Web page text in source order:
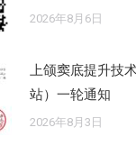
2026年8月6日
上颌窦底提升技
站）一轮通知
2026年8月3日